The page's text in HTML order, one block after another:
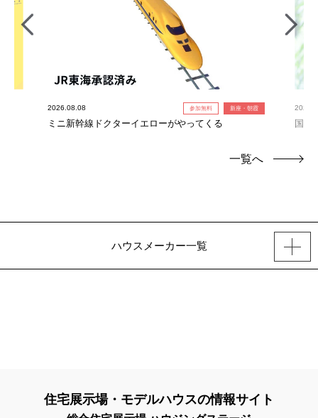
2026.08.08 参加無料 新座・朝霞
ミニ新幹線ドクターイエローがやってくる 国産
一覧へ
ハウスメーカー一覧
住宅展示場・モデルハウスの情報サイト